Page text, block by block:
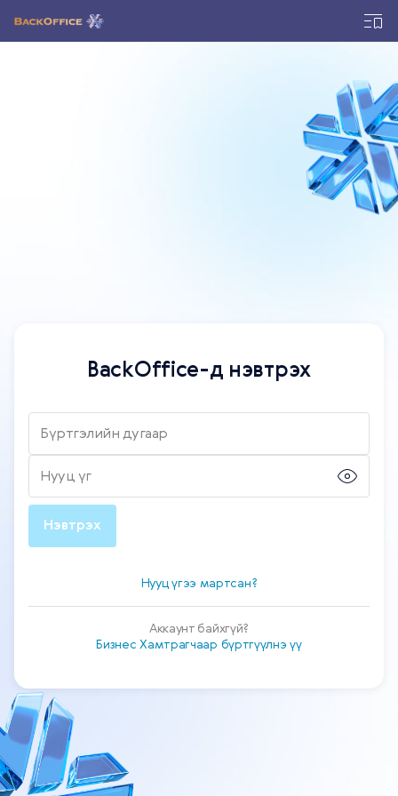
BackOffice-д нэвтрэх
Бүртгэлийн дугаар
Нууц үг
Нэвтрэх
Нууц үгээ мартсан?
Аккаунт байхгүй?
Бизнес Хамтрагчаар бүртгүүлнэ үү